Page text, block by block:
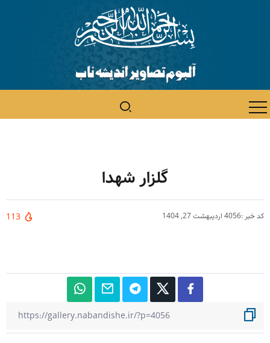
گلزار شهدا
کد خبر :4056 اردیبهشت 27, 1404 113